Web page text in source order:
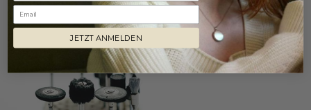
Email
JETZT ANMELDEN